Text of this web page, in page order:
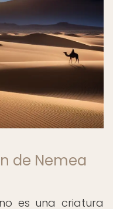
de Nemea
es una criatura